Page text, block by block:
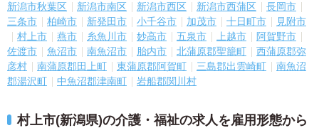
新潟市秋葉区
新潟市南区 新潟市西区 新潟市西蒲区
長岡市
三条市
柏崎市 新発田市 小千谷市 加茂市 十日町市
見附市
村上市
燕市 糸魚川市 妙高市 五泉市 上越市
阿賀野市
佐渡市
魚沼市 南魚沼市 胎内市 北蒲原郡聖籠町
西蒲原郡弥
彦村
南蒲原郡田上町 東蒲原郡阿賀町 三島郡出雲崎町
南魚沼
郡湯沢町
中魚沼郡津南町 岩船郡関川村
村上市(新潟県)の介護・福祉の求人を雇用形態から